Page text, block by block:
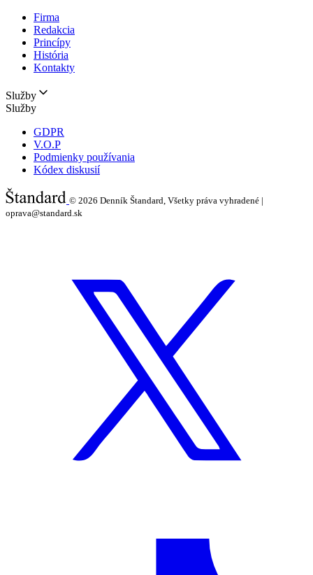
Firma
Redakcia
Princípy
História
Kontakty
Služby
Služby
GDPR
V.O.P
Podmienky používania
Kódex diskusií
© 2026 Denník Štandard, Všetky práva vyhradené |
oprava@standard.sk